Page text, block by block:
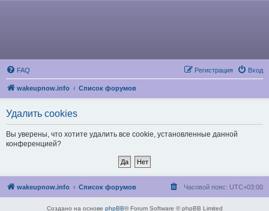
FAQ Вход
Регистрация
wakeupnow.info Список форумов
Удалить cookies
Вы уверены, что хотите удалить все cookie, установленные данной
конференцией?
wakeupnow.info Список форумов Часовой пояс: UTC+03:00
Создано на основе phpBB® Forum Software © phpBB Limited